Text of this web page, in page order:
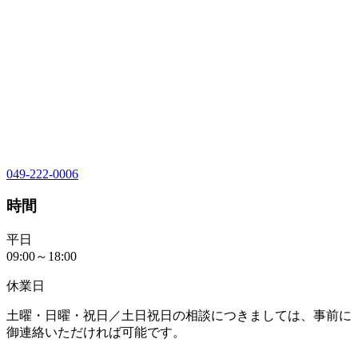
049-222-0006
時間
平日
09:00～18:00
休業日
土曜・日曜・祝日／土日祝日の相談につきましては、事前に
御連絡いただければ可能です。